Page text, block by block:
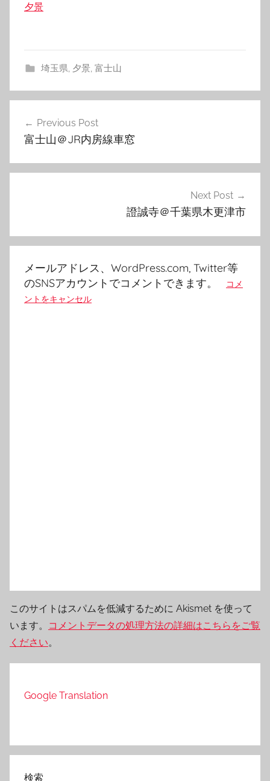
関連理由
夕景
埼玉県 夕景, 富士山
稿
ビ
シ
ン
Previous Post
富士山＠JR内房線車窓
Next Post
證誠寺＠千葉県木更津市
メールアドレス、WordPress.com, Twitter等
のSNSアカウントでコメントできます。
コメ
ントをキャンセル
このサイトはスパムを低減するために Akismet を使って
います。
コメントデータの処理方法の詳細はこちらをご覧
ください。
Google Translation
検索